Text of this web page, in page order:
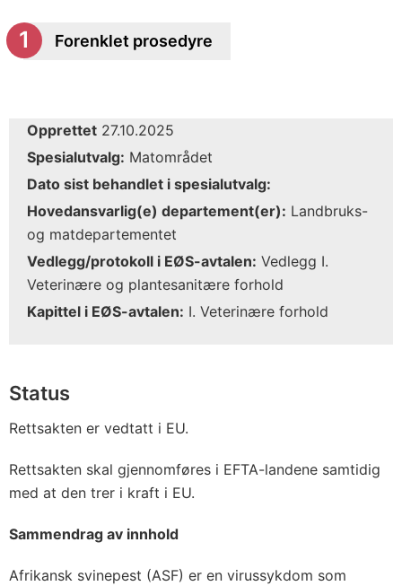
Forenklet prosedyre
Opprettet 27.10.2025
Spesialutvalg: Matområdet
Dato sist behandlet i spesialutvalg:
Hovedansvarlig(e) departement(er): Landbruks-
og matdepartementet
Vedlegg/protokoll i EØS-avtalen: Vedlegg I.
Veterinære og plantesanitære forhold
Kapittel i EØS-avtalen: I. Veterinære forhold
Status
Rettsakten er vedtatt i EU.
Rettsakten skal gjennomføres i EFTA-landene samtidig
med at den trer i kraft i EU.
Sammendrag av innhold
Afrikansk svinepest (ASF) er en virussykdom som